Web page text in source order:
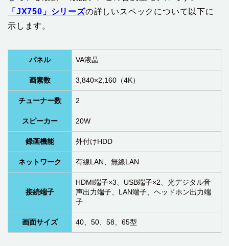
「JX750」シリーズの詳しいスペックについて以下に
示します。
パネル VA液晶
画素数 3,840×2,160（4K）
チューナー数 2
スピーカー 20W
録画機能 外付けHDD
ネットワーク 有線LAN、無線LAN
接続端子
HDMI端子×3、USB端子×2、光デジタル音
声出力端子、LAN端子、ヘッドホン出力端
子
画面サイズ 40、50、58、65型